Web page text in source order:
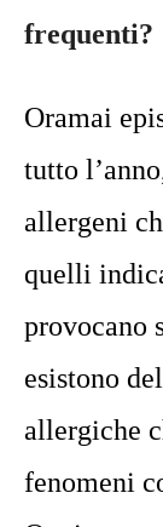
frequenti?
Oramai
tutto
allergeni
quelli
provocano
esistono
allergiche
fenomeni